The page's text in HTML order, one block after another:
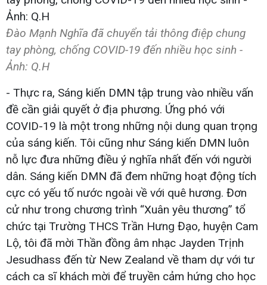
Đào Mạnh Nghĩa đã chuyển tải thông điệp chung
tay phòng, chống COVID-19 đến nhiều học sinh -
Ảnh: Q.H​
- Thực ra, Sáng kiến DMN tập trung vào nhiều vấn
đề cần giải quyết ở địa phương. Ứng phó với
COVID-19 là một trong những nội dung quan trọng
của sáng kiến. Tôi cũng như Sáng kiến DMN luôn
nỗ lực đưa những điều ý nghĩa nhất đến với người
dân. Sáng kiến DMN đã đem những hoạt động tích
cực có yếu tố nước ngoài về với quê hương. Đơn
cử như trong chương trình “Xuân yêu thương” tổ
chức tại Trường THCS Trần Hưng Đạo, huyện Cam
Lộ, tôi đã mời Thần đồng âm nhạc Jayden Trịnh
Jesudhass đến từ New Zealand về tham dự với tư
cách ca sĩ khách mời để truyền cảm hứng cho học